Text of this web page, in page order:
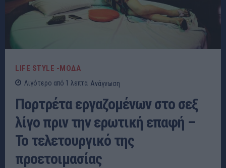
LIFE STYLE -ΜΌΔΑ
Λιγότερο από 1 λεπτα Ανάγνωση
Πορτρέτα εργαζομένων στο σεξ
λίγο πριν την ερωτική επαφή –
Το τελετουργικό της
προετοιμασίας